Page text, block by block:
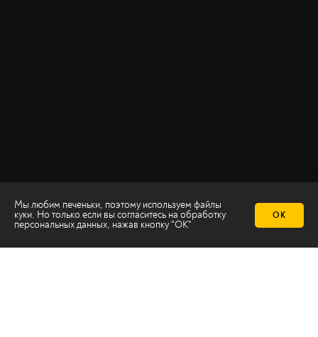
Мы любим печеньки, поэтому используем файлы
куки. Но только если вы согласитесь на обработку
персональных данных, нажав кнопку "ОК"
ОК